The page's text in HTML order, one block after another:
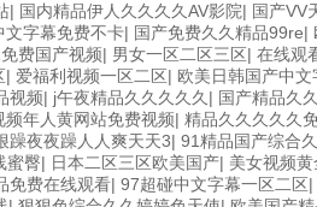
| 国内精品伊人久久久久AV影院| 国产VV
文字幕免费不卡| 国产免费久久精品99re|
费国产视频| 男女一区二区三区| 在线观
| 爱福利视频一区二区| 欧美日韩国产中文
视频| j午夜精品久久久久久 | 国产精品久
频年人黄网站免费视频| 精品久久久久久
躁夜夜躁人人爽天天3| 91精品国产综合
蜜臀| 日本二区三区欧美国产| 美女视频
免费在线观看| 97超碰中文字幕一区二区|